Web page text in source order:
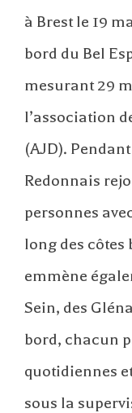
à Brest le 19
bord du Bel
mesurant 29
l’association
(AJD).
Redonnais
personnes
long des côtes
emmène
Sein, des
bord, chacun
quotidiennes
sous la